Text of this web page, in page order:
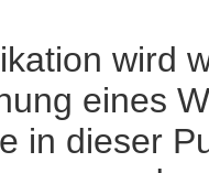
wird
eines
in dieser